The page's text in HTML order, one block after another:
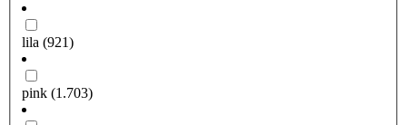
lila (921)
pink (1.703)